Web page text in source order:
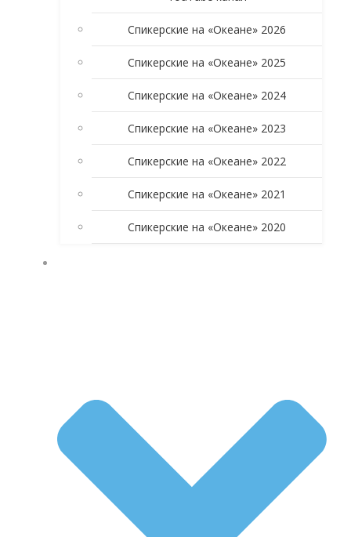
Спикерские на «Океане» 2026
Спикерские на «Океане» 2025
Спикерские на «Океане» 2024
Спикерские на «Океане» 2023
Спикерские на «Океане» 2022
Спикерские на «Океане» 2021
Спикерские на «Океане» 2020